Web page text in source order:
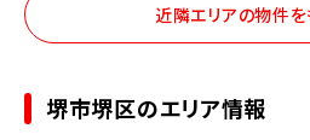
近隣エリアの物件を
堺市堺区のエリア情報